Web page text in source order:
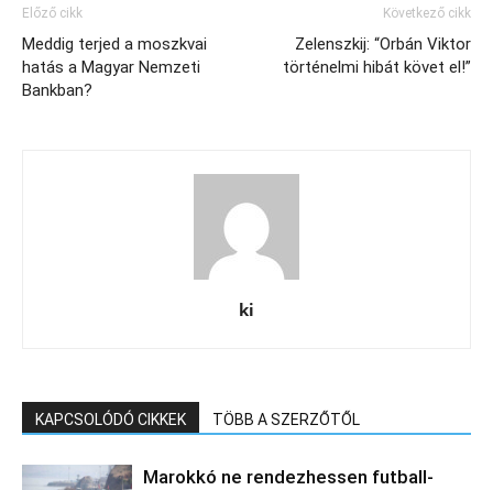
Előző cikk
Meddig terjed a moszkvai
hatás a Magyar Nemzeti
Bankban?
Következő cikk
Zelenszkij: “Orbán Viktor
történelmi hibát követ el!”
ki
KAPCSOLÓDÓ CIKKEK TÖBB A SZERZŐTŐL
Marokkó ne rendezhessen futball-